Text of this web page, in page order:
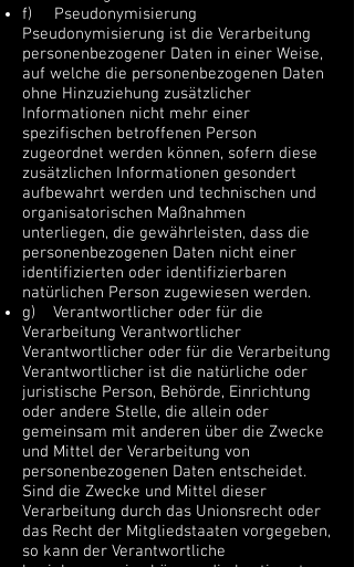
f) Pseudonymisierung
Pseudonymisierung ist die Verarbeitung
personenbezogener Daten in einer Weise,
auf welche die personenbezogenen Daten
ohne Hinzuziehung zusätzlicher
Informationen nicht mehr einer
spezifischen betroffenen Person
zugeordnet werden können, sofern diese
zusätzlichen Informationen gesondert
aufbewahrt werden und technischen und
organisatorischen Maßnahmen
unterliegen, die gewährleisten, dass die
personenbezogenen Daten nicht einer
identifizierten oder identifizierbaren
natürlichen Person zugewiesen werden.
g) Verantwortlicher oder für die
Verarbeitung Verantwortlicher
Verantwortlicher oder für die Verarbeitung
Verantwortlicher ist die natürliche oder
juristische Person, Behörde, Einrichtung
oder andere Stelle, die allein oder
gemeinsam mit anderen über die Zwecke
und Mittel der Verarbeitung von
personenbezogenen Daten entscheidet.
Sind die Zwecke und Mittel dieser
Verarbeitung durch das Unionsrecht oder
das Recht der Mitgliedstaaten vorgegeben,
so kann der Verantwortliche